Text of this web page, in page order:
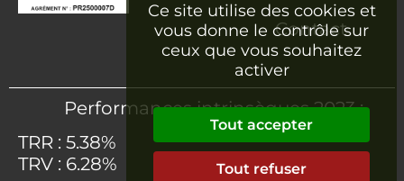
Contact
Performances intrinsèques 2023 :
TRR : 5.38%
TRV : 6.28%
Ce site utilise des cookies et
vous donne le contrôle sur
ceux que vous souhaitez
activer
Tout accepter
Tout refuser